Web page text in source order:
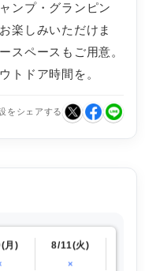
ンプ・グランピン
楽しみいただけま
スペースもご用意。
トドア時間を。
をシェアする
月) 8/11(火)
×